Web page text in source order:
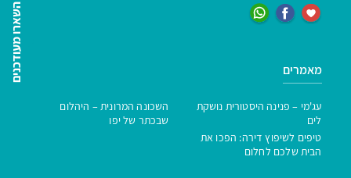
השארו מעודכנים מאמרים
עג'מי – פנינה היסטורית נושקת
לים
טיפים לשיפוץ דירה: הפכו את
הבית שלכם לחלום
השכונה המרונית – היהלום
שבכתר של יפו